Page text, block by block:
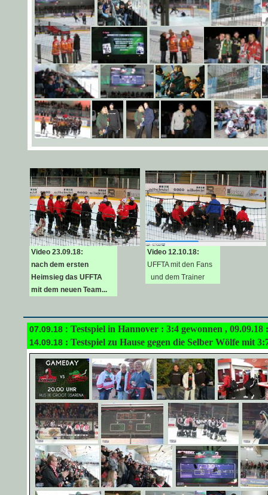
Video 23.09.18:
nach dem ersten
Heimsieg das UFFTA
mit dem neuen Team...
Video 12.10.18:
UFFTA mit den Fans
und dem Trainer
07.09.18 : Testspiel in Hannover : 3:4 gewonnen ,
14.09.18 : Testspiel zu Hause gegen die Selber Wölfe mit